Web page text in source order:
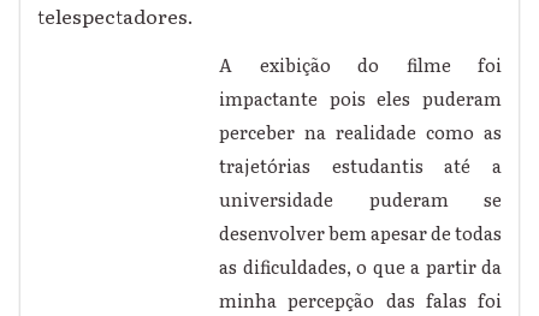
telespectadores.
A exibição do filme foi
impactante pois eles puderam
perceber na realidade como as
trajetórias estudantis até a
universidade puderam se
desenvolver bem apesar de todas
as dificuldades, o que a partir da
minha percepção das falas foi